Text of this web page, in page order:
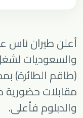
أعلنطيران ناس
والسعوديات
(طاقم الطائرة)
مقابلات حضورية
والدبلوم فأعلى.